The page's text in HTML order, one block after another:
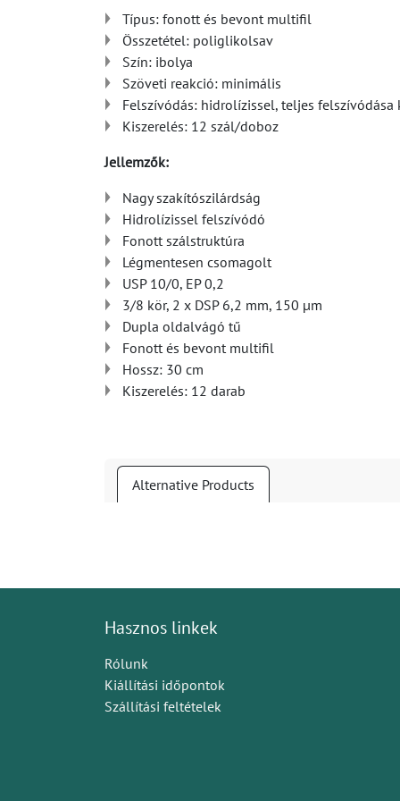
Típus: fonott és bevont multifil
Összetétel: poliglikolsav
Szín: ibolya
Szöveti reakció: minimális
Felszívódás: hidrolízissel, teljes
Kiszerelés: 12 szál/doboz
Jellemzők:
Nagy szakítószilárdság
Hidrolízissel felszívódó
Fonott szálstruktúra
Légmentesen csomagolt
USP 10/0, EP 0,2
3/8 kör, 2 x DSP 6,2 mm, 150 µm
Dupla oldalvágó tű
Fonott és bevont multifil
Hossz: 30 cm
Kiszerelés: 12 darab
Alternative Products
Hasznos linkek
Rólunk
Kiállítási időpontok
Szállítási feltételek